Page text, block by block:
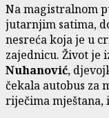
Na magistralnom
jutarnjim satima,
nesreća koja je u
zajednicu. Život je
Nuhanović,
čekala autobus za
riječima mještana,